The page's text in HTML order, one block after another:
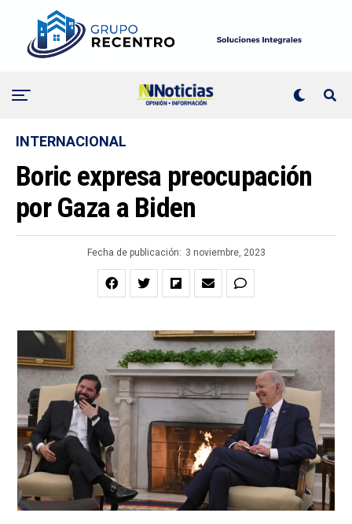
INTERNACIONAL
Boric expresa preocupación
por Gaza a Biden
Fecha de publicación: 3 noviembre, 2023